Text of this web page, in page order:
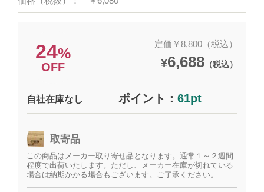
24%
OFF
定価￥8,800（税込）
¥6,688（税込）
自社在庫なし ポイント：61pt
取寄品
この商品はメーカー取り寄せ品となります。通常１～２週間
程度で出荷いたします。ただし、メーカー在庫が切れている
場合は納期かかる場合もございます。ご了承ください。